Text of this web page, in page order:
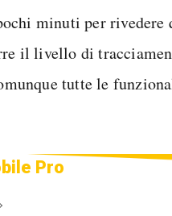
minuti per rivedere
il livello di
tutte le
Pro